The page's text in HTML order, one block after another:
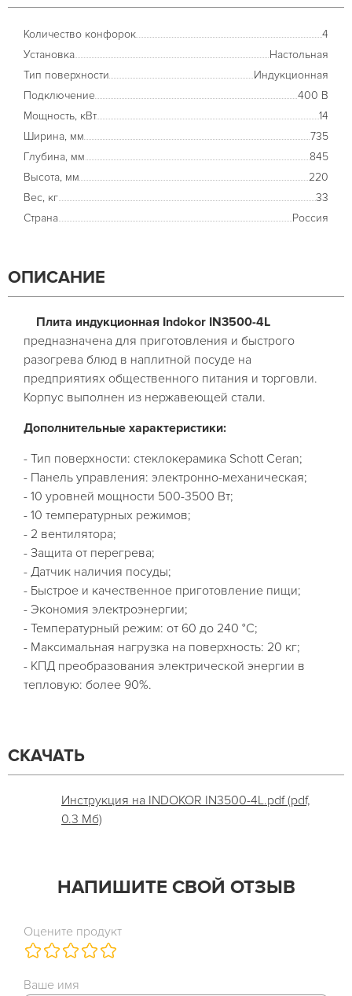
Количество конфорок
4
Установка
Настольная
Тип поверхности
Индукционная
Подключение
400 В
Мощность, кВт
14
Ширина, мм
735
Глубина, мм
845
Высота, мм
220
Вес, кг
33
Страна
Россия
ОПИСАНИЕ
Плита индукционная Indokor IN3500-4L
предназначена для приготовления и быстрого
разогрева блюд в наплитной посуде на
предприятиях общественного питания и торговли.
Корпус выполнен из нержавеющей стали.
Дополнительные характеристики:
- Тип поверхности: стеклокерамика Schott Ceran;
- Панель управления: электронно-механическая;
- 10 уровней мощности 500-3500 Вт;
- 10 температурных режимов;
- 2 вентилятора;
- Защита от перегрева;
- Датчик наличия посуды;
- Быстрое и качественное приготовление пищи;
- Экономия электроэнергии;
- Температурный режим: от 60 до 240 °С;
- Максимальная нагрузка на поверхность: 20 кг;
- КПД преобразования электрической энергии в
тепловую: более 90%.
СКАЧАТЬ
Инструкция на INDOKOR IN3500-4L.pdf (pdf,
0.3 Мб)
НАПИШИТЕ СВОЙ ОТЗЫВ
Оцените продукт
Ваше имя